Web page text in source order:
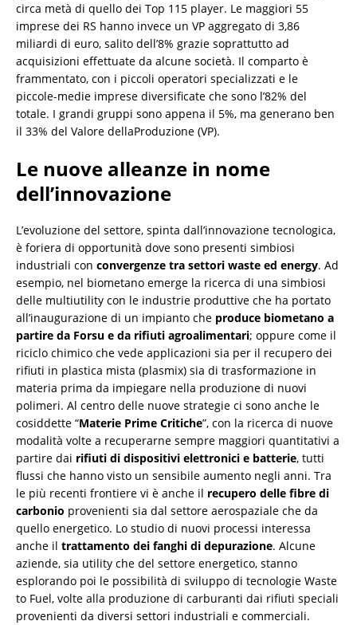
circa metà di quello dei Top 115 player. Le maggiori 55
imprese dei RS hanno invece un VP aggregato di 3,86
miliardi di euro, salito dell’8% grazie soprattutto ad
acquisizioni effettuate da alcune società. Il comparto è
frammentato, con i piccoli operatori specializzati e le
piccole-medie imprese diversificate che sono l’82% del
totale. I grandi gruppi sono appena il 5%, ma generano ben
il 33% del Valore dellaProduzione (VP).
Le nuove alleanze in nome
dell’innovazione
L’evoluzione del settore, spinta dall’innovazione tecnologica,
è foriera di opportunità dove sono presenti simbiosi
industriali con convergenze tra settori waste ed energy. Ad
esempio, nel biometano emerge la ricerca di una simbiosi
delle multiutility con le industrie produttive che ha portato
all’inaugurazione di un impianto che produce biometano a
partire da Forsu e da rifiuti agroalimentari; oppure come il
riciclo chimico che vede applicazioni sia per il recupero dei
rifiuti in plastica mista (plasmix) sia di trasformazione in
materia prima da impiegare nella produzione di nuovi
polimeri. Al centro delle nuove strategie ci sono anche le
cosiddette “Materie Prime Critiche”, con la ricerca di nuove
modalità volte a recuperarne sempre maggiori quantitativi a
partire dai rifiuti di dispositivi elettronici e batterie, tutti
flussi che hanno visto un sensibile aumento negli anni. Tra
le più recenti frontiere vi è anche il recupero delle fibre di
carbonio provenienti sia dal settore aerospaziale che da
quello energetico. Lo studio di nuovi processi interessa
anche il trattamento dei fanghi di depurazione. Alcune
aziende, sia utility che del settore energetico, stanno
esplorando poi le possibilità di sviluppo di tecnologie Waste
to Fuel, volte alla produzione di carburanti dai rifiuti speciali
provenienti da diversi settori industriali e commerciali.